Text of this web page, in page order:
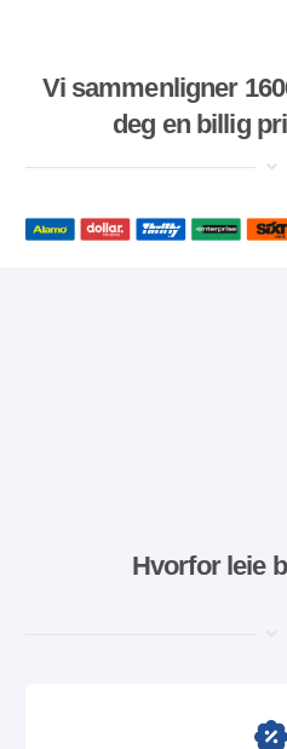
Vi sammenligner
deg en billig
Hvorfor leie